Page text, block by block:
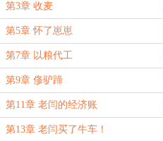
第3章 收麦
第5章 怀了崽崽
第7章 以粮代工
第9章 俢驴蹄
第11章 老闫的经济账
第13章 老闫买了牛车！